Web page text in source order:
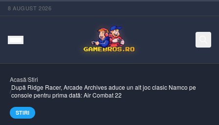
8 AUGUST 2026
Acasă/Stiri
/După Ridge Racer, Arcade Archives aduce un alt joc clasic Namco pe
console pentru prima dată: Air Combat 22
STIRI